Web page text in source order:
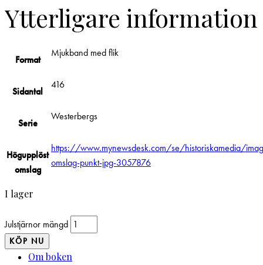
Ytterligare information
Format
Mjukband med flik
Sidantal
416
Serie
Westerbergs
Högupplöst
omslag
https://www.mynewsdesk.com/se/historiskamedia/
omslag-punkt-jpg-3057876
I lager
Julstjärnor mängd
KÖP NU
Om boken